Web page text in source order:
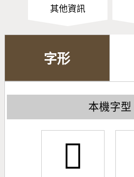
其他資訊
字形
本機字型
󻒾